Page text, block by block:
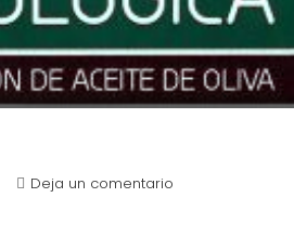
Deja un comentario